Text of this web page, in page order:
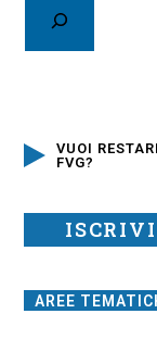
VUOI
FVG?
AREE